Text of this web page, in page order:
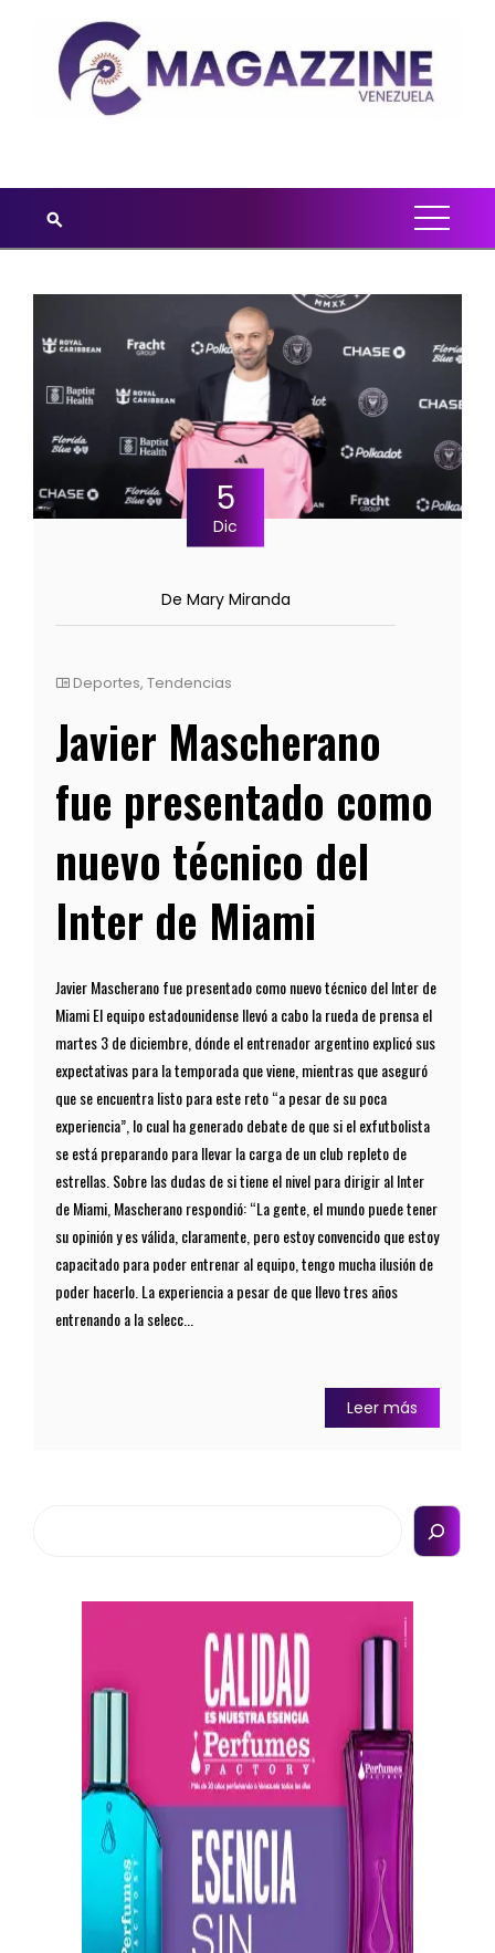
5
Dic
De Mary Miranda
Deportes, Tendencias
Javier Mascherano
fue presentado como
nuevo técnico del
Inter de Miami
Javier Mascherano fue presentado como nuevo técnico del Inter de
Miami El equipo estadounidense llevó a cabo la rueda de prensa el
martes 3 de diciembre, dónde el entrenador argentino explicó sus
expectativas para la temporada que viene, mientras que aseguró
que se encuentra listo para este reto “a pesar de su poca
experiencia”, lo cual ha generado debate de que si el exfutbolista
se está preparando para llevar la carga de un club repleto de
estrellas. Sobre las dudas de si tiene el nivel para dirigir al Inter
de Miami, Mascherano respondió: “La gente, el mundo puede tener
su opinión y es válida, claramente, pero estoy convencido que estoy
capacitado para poder entrenar al equipo, tengo mucha ilusión de
poder hacerlo. La experiencia a pesar de que llevo tres años
entrenando a la selecc...
Leer más